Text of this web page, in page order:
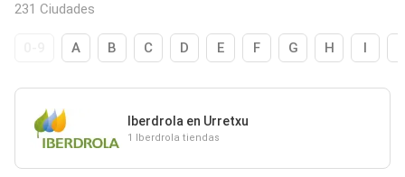
231 Ciudades
A B C D E F G H I
Iberdrola en Urretxu
1 Iberdrola tiendas